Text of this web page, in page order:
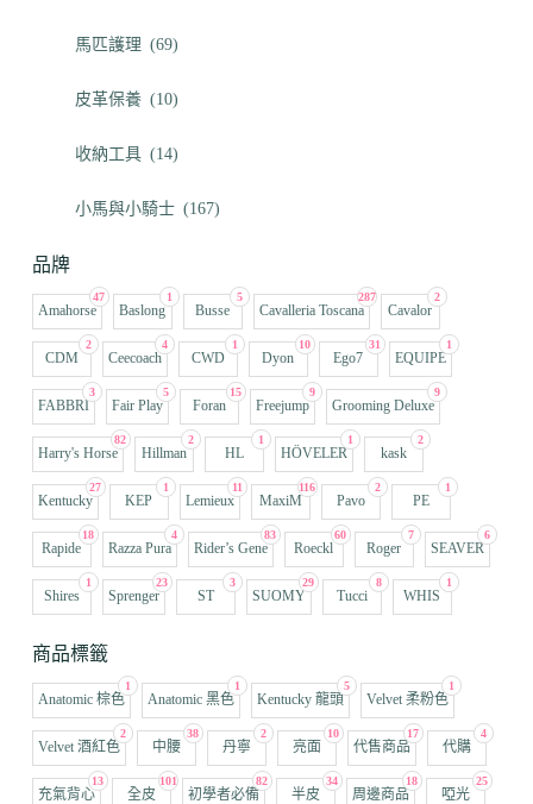
馬匹護理 (69)
皮革保養 (10)
收納工具 (14)
小馬與小騎士 (167)
品牌
47
Amahorse
1
Baslong
5
Busse
287
Cavalleria Toscana
2
Cavalor
2
CDM
4
Ceecoach
1
CWD
10
Dyon
31
Ego7
1
EQUIPE
3
FABBRI
5
Fair Play
15
Foran
9
Freejump
9
Grooming Deluxe
82
Harry's Horse
2
Hillman
1
HL
1
HÖVELER
2
kask
27
Kentucky
1
KEP
11
Lemieux
116
MaxiM
2
Pavo
1
PE
18
Rapide
4
Razza Pura
83
Rider’s Gene
60
Roeckl
7
Roger
6
SEAVER
1
Shires
23
Sprenger
3
ST
29
SUOMY
8
Tucci
1
WHIS
商品標籤
1
Anatomic 棕色
1
Anatomic 黑色
5
Kentucky 龍頭
1
Velvet 柔粉色
2
Velvet 酒紅色
38
中腰
2
丹寧
10
亮面
17
代售商品
4
代購
13
充氣背心
101
全皮
82
初學者必備
34
半皮
18
周邊商品
25
啞光